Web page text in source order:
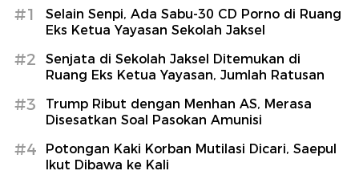
#1
Selain Senpi, Ada Sabu-30 CD Porno di Ruang
Eks Ketua Yayasan Sekolah Jaksel
#2
Senjata di Sekolah Jaksel Ditemukan di
Ruang Eks Ketua Yayasan, Jumlah Ratusan
#3
Trump Ribut dengan Menhan AS, Merasa
Disesatkan Soal Pasokan Amunisi
#4
Potongan Kaki Korban Mutilasi Dicari, Saepul
Ikut Dibawa ke Kali